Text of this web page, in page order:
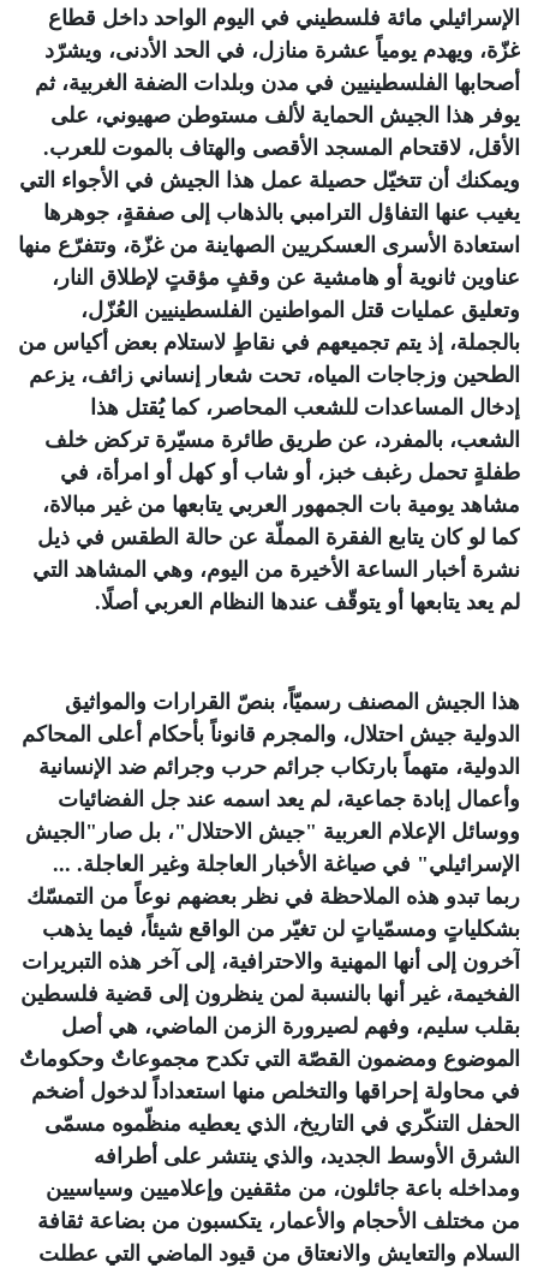
الإسرائيلي مائة فلسطيني في اليوم الواحد داخل قطاع
غزّة، ويهدم يومياً عشرة منازل، في الحد الأدنى، ويشرّد
أصحابها الفلسطينيين في مدن وبلدات الضفة الغربية، ثم
يوفر هذا الجيش الحماية لألف مستوطن صهيوني، على
الأقل، لاقتحام المسجد الأقصى والهتاف بالموت للعرب.
ويمكنك أن تتخيّل حصيلة عمل هذا الجيش في الأجواء التي
يغيب عنها التفاؤل الترامبي بالذهاب إلى صفقةٍ، جوهرها
استعادة الأسرى العسكريين الصهاينة من غزّة، وتتفرّع منها
عناوين ثانوية أو هامشية عن وقفٍ مؤقتٍ لإطلاق النار،
وتعليق عمليات قتل المواطنين الفلسطينيين العُزّل،
بالجملة، إذ يتم تجميعهم في نقاطٍ لاستلام بعض أكياس من
الطحين وزجاجات المياه، تحت شعار إنساني زائف، يزعم
إدخال المساعدات للشعب المحاصر، كما يُقتل هذا
الشعب، بالمفرد، عن طريق طائرة مسيّرة تركض خلف
طفلةٍ تحمل رغبف خبز، أو شاب أو كهل أو امرأة، في
مشاهد يومية بات الجمهور العربي يتابعها من غير مبالاة،
كما لو كان يتابع الفقرة المملّة عن حالة الطقس في ذيل
نشرة أخبار الساعة الأخيرة من اليوم، وهي المشاهد التي
لم يعد يتابعها أو يتوقّف عندها النظام العربي أصلًا.
هذا الجيش المصنف رسميّاً، بنصّ القرارات والمواثيق
الدولية جيش احتلال، والمجرم قانوناً بأحكام أعلى المحاكم
الدولية، متهماً بارتكاب جرائم حرب وجرائم ضد الإنسانية
وأعمال إبادة جماعية، لم يعد اسمه عند جل الفضائيات
ووسائل الإعلام العربية "جيش الاحتلال"، بل صار"الجيش
الإسرائيلي" في صياغة الأخبار العاجلة وغير العاجلة. ...
ربما تبدو هذه الملاحظة في نظر بعضهم نوعاً من التمسّك
بشكلياتٍ ومسمّياتٍ لن تغيّر من الواقع شيئاً، فيما يذهب
آخرون إلى أنها المهنية والاحترافية، إلى آخر هذه التبريرات
الفخيمة، غير أنها بالنسبة لمن ينظرون إلى قضية فلسطين
بقلب سليم، وفهم لصيرورة الزمن الماضي، هي أصل
الموضوع ومضمون القصّة التي تكدح مجموعاتٌ وحكوماتٌ
في محاولة إحراقها والتخلص منها استعداداً لدخول أضخم
الحفل التنكّري في التاريخ، الذي يعطيه منظّموه مسمّى
الشرق الأوسط الجديد، والذي ينتشر على أطرافه
ومداخله باعة جائلون، من مثقفين وإعلاميين وسياسيين
من مختلف الأحجام والأعمار، يتكسبون من بضاعة ثقافة
السلام والتعايش والانعتاق من قيود الماضي التي عطلت